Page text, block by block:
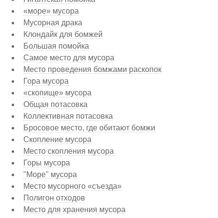
«море» мусора
Мусорная драка
Клондайк для бомжей
Большая помойка
Самое место для мусора
Место проведения бомжами раскопок
Гора мусора
«скопище» мусора
Общая потасовка
Коллективная потасовка
Бросовое место, где обитают бомжи
Скопление мусора
Место скопления мусора
Горы мусора
"Море" мусора
Место мусорного «съезда»
Полигон отходов
Место для хранения мусора